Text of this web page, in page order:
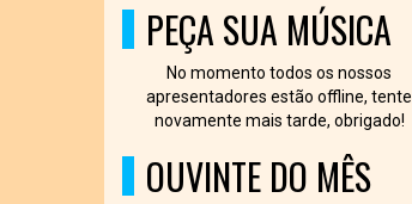
PEÇA SUA MÚSICA
No momento todos os nossos
apresentadores estão offline, tente
novamente mais tarde, obrigado!
OUVINTE DO MÊS